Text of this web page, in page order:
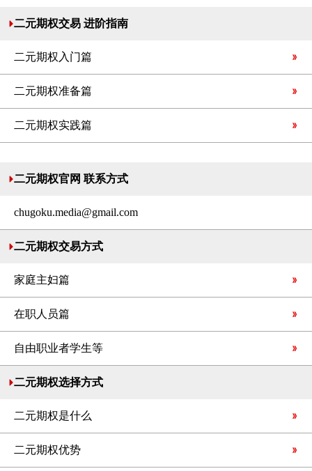
二元期权交易 进阶指南
二元期权入门篇
二元期权准备篇
二元期权实践篇
二元期权官网 联系方式
chugoku.media@gmail.com
二元期权交易方式
家庭主妇篇
在职人员篇
自由职业者学生等
二元期权选择方式
二元期权是什么
二元期权优势